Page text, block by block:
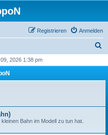
Anmelden
Registrieren
h
2026 1:38 pm
Bahn im Modell zu tun hat.